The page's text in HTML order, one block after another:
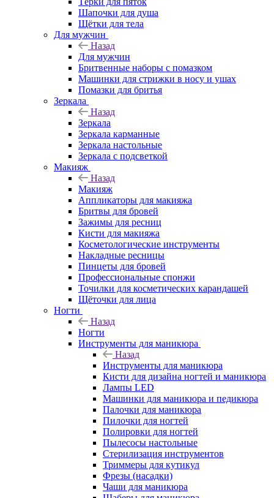
Шапочки для душа
Щётки для тела
Для мужчин
Назад
Для мужчин
Бритвенные наборы с помазком
Машинки для стрижки в носу и ушах
Помазки для бритья
Зеркала
Назад
Зеркала
Зеркала карманные
Зеркала настольные
Зеркала с подсветкой
Макияж
Назад
Макияж
Аппликаторы для макияжа
Бритвы для бровей
Зажимы для ресниц
Кисти для макияжа
Косметологические инструменты
Накладные ресницы
Пинцеты для бровей
Профессиональные спонжи
Точилки для косметических карандашей
Щёточки для лица
Ногти
Назад
Ногти
Инструменты для маникюра
Назад
Инструменты для маникюра
Кисти для дизайна ногтей и маникюра
Лампы LED
Машинки для маникюра и педикюра
Палочки для маникюра
Пилочки для ногтей
Полировки для ногтей
Пылесосы настольные
Стерилизация инструментов
Триммеры для кутикул
Фрезы (насадки)
Чаши для маникюра